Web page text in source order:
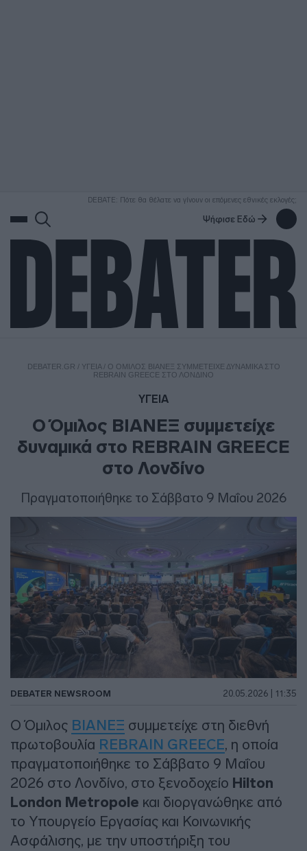
DEBATE: Πότε θα θέλατε να γίνουν οι επόμενες εθνικές εκλογές;
Ψήφισε Εδώ
DEBATER.GR / ΥΓΕΙΑ/ Ο ΌΜΙΛΟΣ ΒΙΑΝΕΞ ΣΥΜΜΕΤΕΊΧΕ ΔΥΝΑΜΙΚΆ ΣΤΟ
REBRAIN GREECE ΣΤΟ ΛΟΝΔΊΝΟ
ΥΓΕΙΑ
Ο Όμιλος ΒΙΑΝΕΞ συμμετείχε
δυναμικά στο REBRAIN GREECE
στο Λονδίνο
Πραγματοποιήθηκε το Σάββατο 9 Μαΐου 2026
DEBATER NEWSROOM 20.05.2026 | 11:35
Ο Όμιλος ΒΙΑΝΕΞ συμμετείχε στη διεθνή
πρωτοβουλία REBRAIN GREECE, η οποία
πραγματοποιήθηκε το Σάββατο 9 Μαΐου
2026 στο Λονδίνο, στο ξενοδοχείο Hilton
London Metropole και διοργανώθηκε από
το Υπουργείο Εργασίας και Κοινωνικής
Ασφάλισης, με την υποστήριξη του